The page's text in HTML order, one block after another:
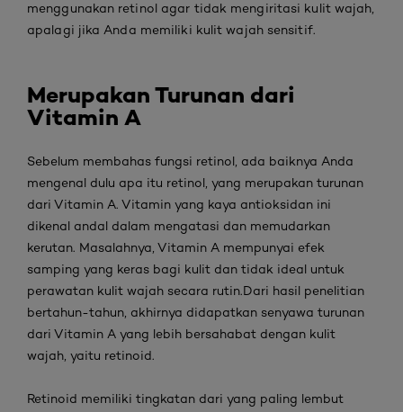
menggunakan retinol agar tidak mengiritasi kulit wajah,
apalagi jika Anda memiliki kulit wajah sensitif.
Merupakan Turunan dari
Vitamin A
Sebelum membahas fungsi retinol , ada baiknya Anda
mengenal dulu apa itu retinol , yang merupakan turunan
dari Vitamin A. Vitamin yang kaya antioksidan ini
dikenal andal dalam mengatasi dan memudarkan
kerutan. Masalahnya, Vitamin A mempunyai efek
samping yang keras bagi kulit dan tidak ideal untuk
perawatan kulit wajah secara rutin.Dari hasil penelitian
bertahun-tahun, akhirnya didapatkan senyawa turunan
dari Vitamin A yang lebih bersahabat dengan kulit
wajah, yaitu retinoid.
Retinoid memiliki tingkatan dari yang paling lembut